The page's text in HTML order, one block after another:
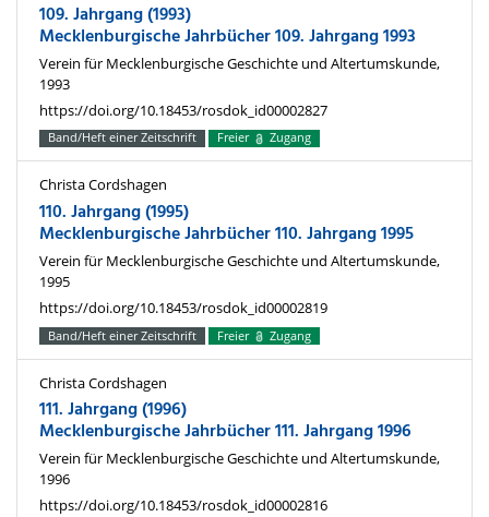
109. Jahrgang (1993)
Mecklenburgische Jahrbücher 109. Jahrgang 1993
Verein für Mecklenburgische Geschichte und Altertumskunde,
1993
https://doi.org/10.18453/rosdok_id00002827
Band/Heft einer Zeitschrift Freier Zugang
Christa Cordshagen
110. Jahrgang (1995)
Mecklenburgische Jahrbücher 110. Jahrgang 1995
Verein für Mecklenburgische Geschichte und Altertumskunde,
1995
https://doi.org/10.18453/rosdok_id00002819
Band/Heft einer Zeitschrift Freier Zugang
Christa Cordshagen
111. Jahrgang (1996)
Mecklenburgische Jahrbücher 111. Jahrgang 1996
Verein für Mecklenburgische Geschichte und Altertumskunde,
1996
https://doi.org/10.18453/rosdok_id00002816